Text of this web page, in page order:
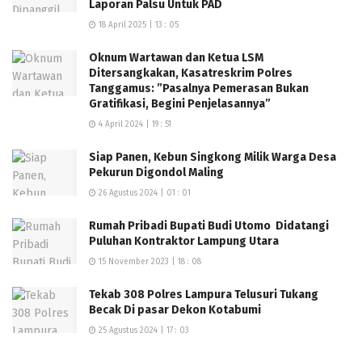
dasar” Ungkapnya.
Kendati itu, pihaknya akan melapor ke Ombudsman
dan Inspektorat karena menilai proses pemeriksaan
dan penonaktifan tidak memenuhi standar
administrasi.
“Kami akan ambil langkah ke Ombudsman, lapor Kanwil
dan Inspektorat. Pemeriksaan ini cacat prosedur.
Harusnya ada pengawasan dari inspektorat, tapi tidak
ada” Paparnya.
Menanggapi hal tersebut, Tri Rahayu, Analis
bahwa pelantikan SDC memang ditangguhkan
sementara karena adanya laporan masyarakat yang
tengah dianalisis.
Laporan Palsu Untuk PAD
18 April 2025 | 13 : 05
Oknum Wartawan dan Ketua LSM
Ditersangkakan, Kasatreskrim Polres
Tanggamus: ”Pasalnya Pemerasan Bukan
Gratifikasi, Begini Penjelasannya”
4 April 2024 | 19 : 51
Siap Panen, Kebun Singkong Milik Warga Desa
Pekurun Digondol Maling
26 Agustus 2024 | 01 : 01
Rumah Pribadi Bupati Budi Utomo Didatangi
Puluhan Kontraktor Lampung Utara
15 November 2023 | 18 : 08
Tekab 308 Polres Lampura Telusuri Tukang
Becak Di pasar Dekon Kotabumi
25 Agustus 2024 | 17 : 03